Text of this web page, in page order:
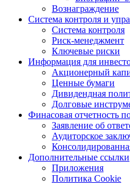
Вознаграждение
Система контроля и
Система контроля
Риск-менеджмент
Ключевые риски
Информация для
Акционерный
Ценные бумаги
Дивидендная
Долговые
Финасовая отчетность
Заявление об
Аудиторское
Дополнительные ссылки
Приложения
Политика Cookie